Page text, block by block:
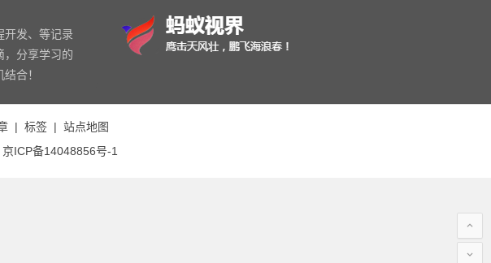
开发、等记录
，分享学习的
合！
| 标签| 站点地图
京ICP备14048856号-1